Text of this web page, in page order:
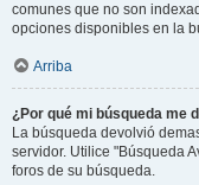
comunes que no son
opciones disponibles en la
Arriba
¿Por qué mi búsqueda me
La búsqueda devolvió
servidor. Utilice "Búsqueda
foros de su búsqueda.